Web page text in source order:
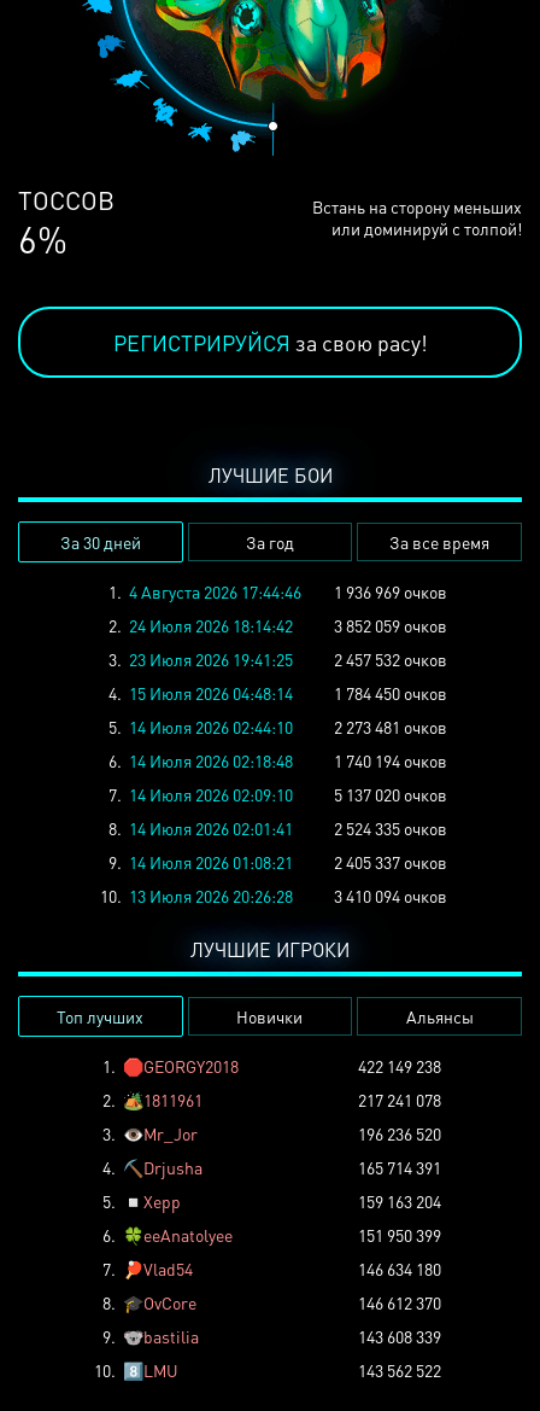
ЛЮДЕЙ
68%
Встань на сторону меньших
или доминируй с толпой!
РЕГИСТРИРУЙСЯ за свою расу!
ЛУЧШИЕ БОИ
За 30 дней За год За все время
1. 4 Августа 2026 17:44:46
1 936 969 очков
2. 24 Июля 2026 18:14:42
3 852 059 очков
3. 23 Июля 2026 19:41:25
2 457 532 очков
4. 15 Июля 2026 04:48:14
1 784 450 очков
5. 14 Июля 2026 02:44:10
2 273 481 очков
6. 14 Июля 2026 02:18:48
1 740 194 очков
7. 14 Июля 2026 02:09:10
5 137 020 очков
8. 14 Июля 2026 02:01:41
2 524 335 очков
9. 14 Июля 2026 01:08:21
2 405 337 очков
10. 13 Июля 2026 20:26:28 3 410 094 очков
ЛУЧШИЕ ИГРОКИ
Топ лучших Новички Альянсы
1. 🛑GEORGY2018
422 149 238
2. 🏕️1811961
217 241 078
3. 👁️Mr_Jor
196 236 520
4. ⛏️ Drjusha
165 714 391
5.
◽ Xepp
159 163 204
6. 🍀eeAnatolyee
151 950 399
7.
🏓Vlad54
146 634 180
8. 🎓OvCore
146 612 370
9. 🐨bastilia
143 608 339
10. 8️⃣LMU 143 562 522